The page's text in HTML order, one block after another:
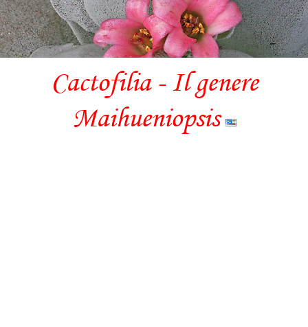
Cactofilia - Il genere
Maihueniopsis